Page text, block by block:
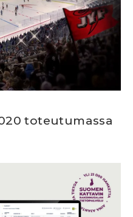
toteutumassa